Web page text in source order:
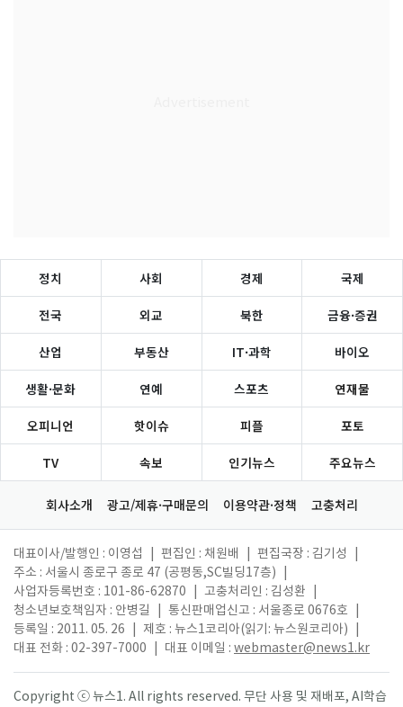
정치 사회 경제 국제
전국 외교 북한 금융·증권
산업 부동산 IT·과학 바이오
생활·문화 연예 스포츠 연재물
오피니언 핫이슈 피플 포토
TV 속보 인기뉴스 주요뉴스
회사소개 광고/제휴·구매문의 이용약관·정책 고충처리
대표이사/발행인 : 이영섭 편집인 : 채원배 편집국장 : 김기성
주소 : 서울시 종로구 종로 47 (공평동,SC빌딩17층)
사업자등록번호 : 101-86-62870
고충처리인 : 김성환
청소년보호책임자 : 안병길
통신판매업신고 : 서울종로 0676호
등록일 : 2011. 05. 26
제호 : 뉴스1코리아(읽기: 뉴스원코리아)
대표 전화 : 02-397-7000
대표 이메일 : webmaster@news1.kr
Copyright ⓒ 뉴스1. All rights reserved. 무단 사용 및 재배포, AI학습